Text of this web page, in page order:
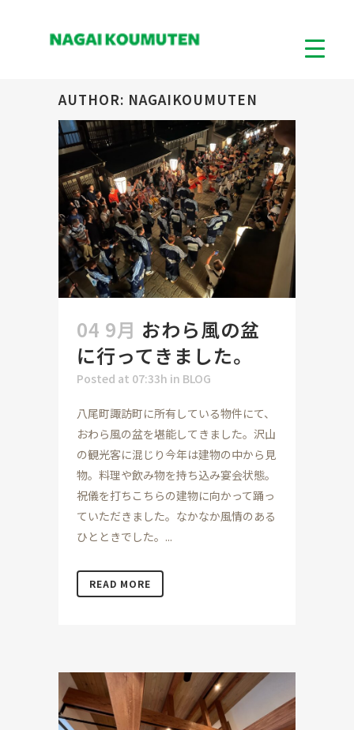
AUTHOR: NAGAIKOUMUTEN
04 9月 おわら風の盆
に行ってきました。
Posted at 07:33h in BLOG
八尾町諏訪町に所有している物件にて、
おわら風の盆を堪能してきました。沢山
の観光客に混じり今年は建物の中から見
物。料理や飲み物を持ち込み宴会状態。
祝儀を打ちこちらの建物に向かって踊っ
ていただきました。なかなか風情のある
ひとときでした。...
READ MORE